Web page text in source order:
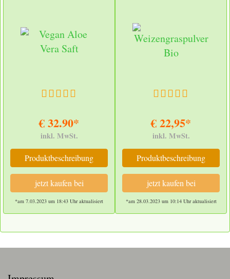
€ 32.90*
inkl. MwSt.
Produktbeschreibung
jetzt kaufen bei
*am 7.03.2023 um 18:43 Uhr aktualisiert
€ 22,95*
inkl. MwSt.
Produktbeschreibung
jetzt kaufen bei
*am 28.03.2023 um 10:14 Uhr aktualisiert